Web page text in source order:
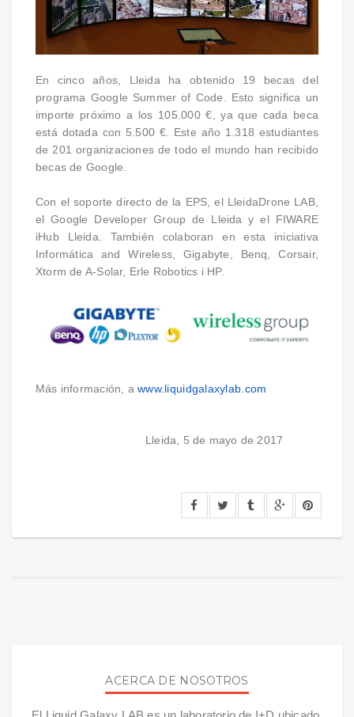
En cinco años, Lleida ha obtenido 19 becas del
programa Google Summer of Code. Esto significa un
importe próximo a los 105.000 €, ya que cada beca
está dotada con 5.500 €. Este año 1.318 estudiantes
de 201 organizaciones de todo el mundo han recibido
becas de Google.
Con el soporte directo de la EPS, el LleidaDrone LAB,
el Google Developer Group de Lleida y el FIWARE
iHub Lleida. También colaboran en esta iniciativa
Informática and Wireless, Gigabyte, Benq, Corsair,
Xtorm de A-Solar, Erle Robotics i HP.
Más información, a www.liquidgalaxylab.com
Lleida, 5 de mayo de 2017
ACERCA DE NOSOTROS